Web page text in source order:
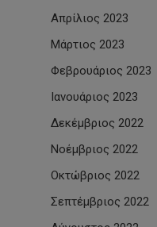
Απρίλιος 2023
Μάρτιος 2023
Φεβρουάριος 2023
Ιανουάριος 2023
Δεκέμβριος 2022
Νοέμβριος 2022
Οκτώβριος 2022
Σεπτέμβριος 2022